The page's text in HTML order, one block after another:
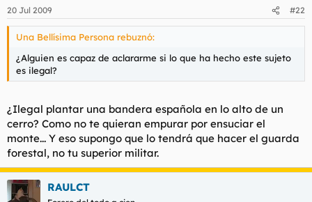
20 Jul 2009 #22
Una Bellísima Persona rebuznó:
¿Alguien es capaz de aclararme si lo que ha hecho este sujeto
es ilegal?
¿Ilegal plantar una bandera española en lo alto de un
cerro? Como no te quieran empurar por ensuciar el
monte... Y eso supongo que lo tendrá que hacer el guarda
forestal, no tu superior militar.
RAULCT